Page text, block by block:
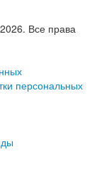
Все права
персональных